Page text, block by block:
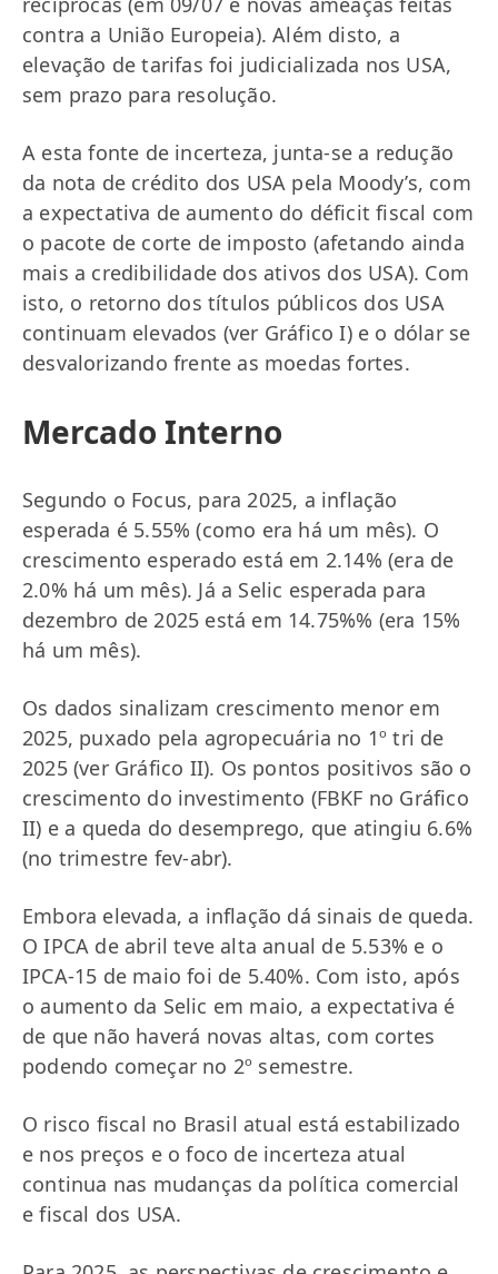
contra a União Europeia). Além disto, a
elevação de tarifas foi judicializada nos USA,
sem prazo para resolução.
A esta fonte de incerteza, junta-se a redução
da nota de crédito dos USA pela Moody’s, com
a expectativa de aumento do déficit fiscal com
o pacote de corte de imposto (afetando ainda
mais a credibilidade dos ativos dos USA). Com
isto, o retorno dos títulos públicos dos USA
continuam elevados (ver Gráfico I) e o dólar se
desvalorizando frente as moedas fortes.
Mercado Interno
Segundo o Focus, para 2025, a inflação
esperada é 5.55% (como era há um mês). O
crescimento esperado está em 2.14% (era de
2.0% há um mês). Já a Selic esperada para
dezembro de 2025 está em 14.75%% (era 15%
há um mês).
Os dados sinalizam crescimento menor em
2025, puxado pela agropecuária no 1º tri de
2025 (ver Gráfico II). Os pontos positivos são o
crescimento do investimento (FBKF no Gráfico
II) e a queda do desemprego, que atingiu 6.6%
(no trimestre fev-abr).
Embora elevada, a inflação dá sinais de queda.
O IPCA de abril teve alta anual de 5.53% e o
IPCA-15 de maio foi de 5.40%. Com isto, após
o aumento da Selic em maio, a expectativa é
de que não haverá novas altas, com cortes
podendo começar no 2º semestre.
O risco fiscal no Brasil atual está estabilizado
e nos preços e o foco de incerteza atual
continua nas mudanças da política comercial
e fiscal dos USA.